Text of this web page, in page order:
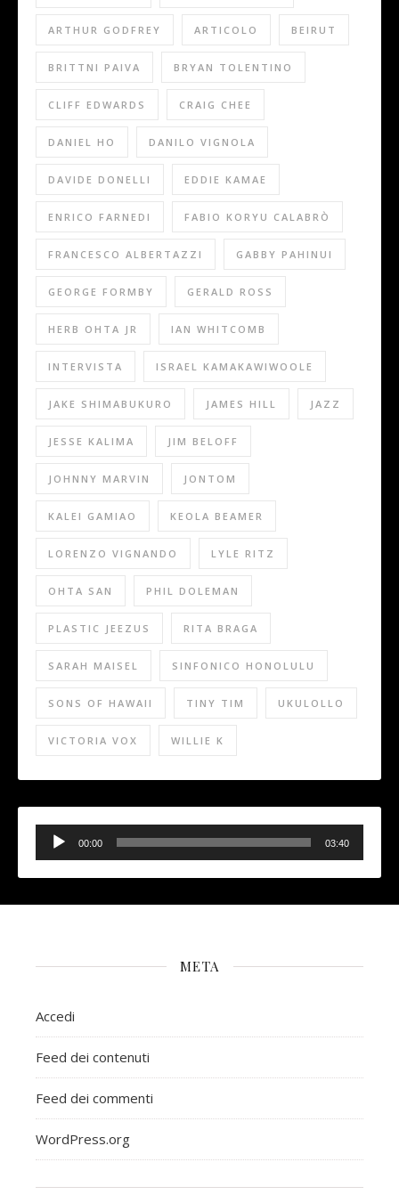
ARTHUR GODFREY ARTICOLO BEIRUT
BRITTNI PAIVA BRYAN TOLENTINO
CLIFF EDWARDS CRAIG CHEE
DANIEL HO DANILO VIGNOLA
DAVIDE DONELLI EDDIE KAMAE
ENRICO FARNEDI FABIO KORYU CALABRÒ
FRANCESCO ALBERTAZZI GABBY PAHINUI
GEORGE FORMBY GERALD ROSS
HERB OHTA JR IAN WHITCOMB
INTERVISTA ISRAEL KAMAKAWIWOOLE
JAKE SHIMABUKURO JAMES HILL JAZZ
JESSE KALIMA JIM BELOFF
JOHNNY MARVIN JONTOM
KALEI GAMIAO KEOLA BEAMER
LORENZO VIGNANDO LYLE RITZ
OHTA SAN PHIL DOLEMAN
PLASTIC JEEZUS RITA BRAGA
SARAH MAISEL SINFONICO HONOLULU
SONS OF HAWAII TINY TIM UKULOLLO
VICTORIA VOX WILLIE K
Audio
Player
00:00 03:40
META
Accedi
Feed dei contenuti
Feed dei commenti
WordPress.org